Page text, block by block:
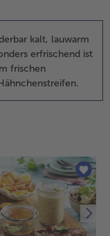
kalt, lauwarm
erfrischend ist
frischen